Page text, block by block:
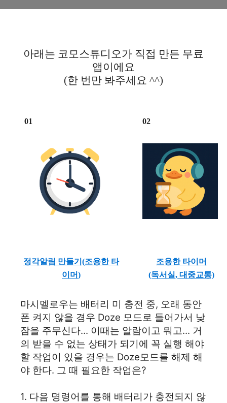
아래는 코모스튜디오가 직접 만든 무료
앱이에요
(한 번만 봐주세요 ^^)
01 02
정각알림 만들기(조용한 타
이머)
조용한 타이머
(독서실, 대중교통)
마시멜로우는 배터리 미 충전 중, 오래 동안
폰 켜지 않을 경우 Doze 모드로 들어가서 낮
잠을 주무신다... 이때는 알람이고 뭐고... 거
의 받을 수 없는 상태가 되기에 꼭 실행 해야
할 작업이 있을 경우는 Doze모드를 해제 해
야 한다. 그 때 필요한 작업은?
1. 다음 명령어를 통해 배터리가 충전되지 않